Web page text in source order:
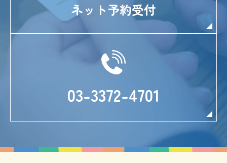
ネット予約受付
03-3372-4701